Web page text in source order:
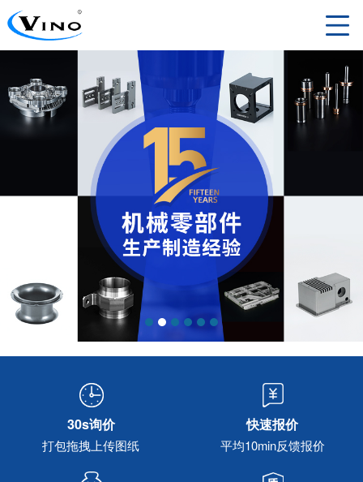
30s询价
打包拖拽上传图纸
快速报价
平均10min反馈报价